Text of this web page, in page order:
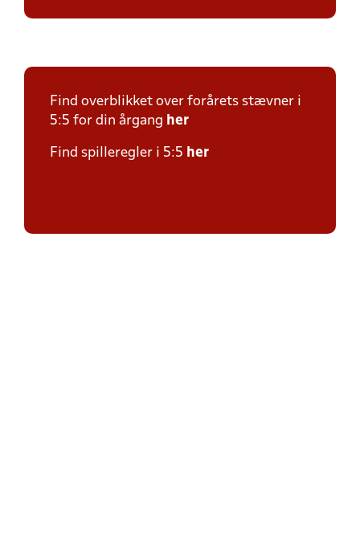
Find overblikket over forårets stævner i
5:5 for din årgang her
Find spilleregler i 5:5 her